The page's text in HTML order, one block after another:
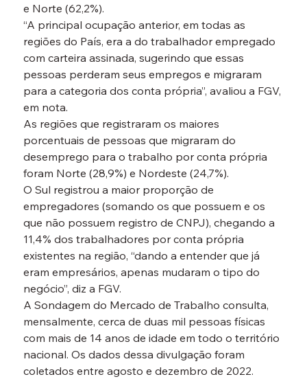
e Norte (62,2%).
“A principal ocupação anterior, em todas as
regiões do País, era a do trabalhador empregado
com carteira assinada, sugerindo que essas
pessoas perderam seus empregos e migraram
para a categoria dos conta própria”, avaliou a FGV,
em nota.
As regiões que registraram os maiores
porcentuais de pessoas que migraram do
desemprego para o trabalho por conta própria
foram Norte (28,9%) e Nordeste (24,7%).
O Sul registrou a maior proporção de
empregadores (somando os que possuem e os
que não possuem registro de CNPJ), chegando a
11,4% dos trabalhadores por conta própria
existentes na região, “dando a entender que já
eram empresários, apenas mudaram o tipo do
negócio”, diz a FGV.
A Sondagem do Mercado de Trabalho consulta,
mensalmente, cerca de duas mil pessoas físicas
com mais de 14 anos de idade em todo o território
nacional. Os dados dessa divulgação foram
coletados entre agosto e dezembro de 2022.